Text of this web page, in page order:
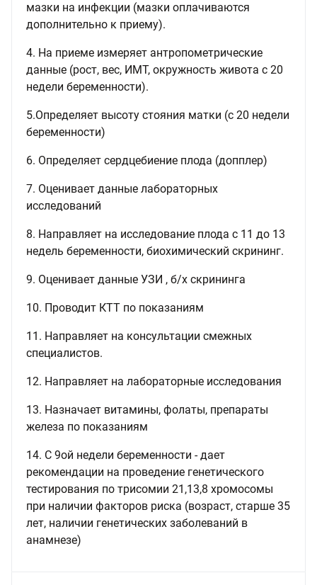
мазки на инфекции (мазки оплачиваются
дополнительно к приему).
4. На приеме измеряет антропометрические
данные (рост, вес, ИМТ, окружность живота с 20
недели беременности).
5.Определяет высоту стояния матки (с 20 недели
беременности)
6. Определяет сердцебиение плода (допплер)
7. Оценивает данные лабораторных
исследований
8. Направляет на исследование плода с 11 до 13
недель беременности, биохимический скрининг.
9. Оценивает данные УЗИ , б/х скрининга
10. Проводит КТТ по показаниям
11. Направляет на консультации смежных
специалистов.
12. Направляет на лабораторные исследования
13. Назначает витамины, фолаты, препараты
железа по показаниям
14. С 9ой недели беременности - дает
рекомендации на проведение генетического
тестирования по трисомии 21,13,8 хромосомы
при наличии факторов риска (возраст, старше 35
лет, наличии генетических заболеваний в
анамнезе)